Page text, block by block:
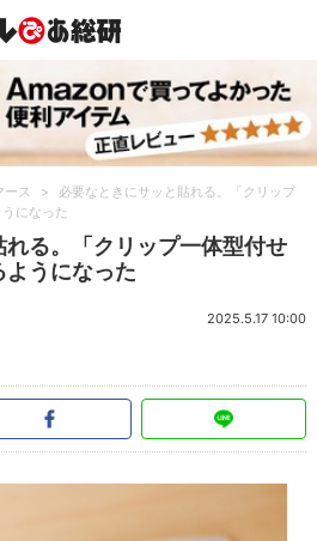
ース >
必要なときにサッと貼れる。「クリップ
になった
る。「クリップ一体型付せ
ようになった
2025.5.17 10:00